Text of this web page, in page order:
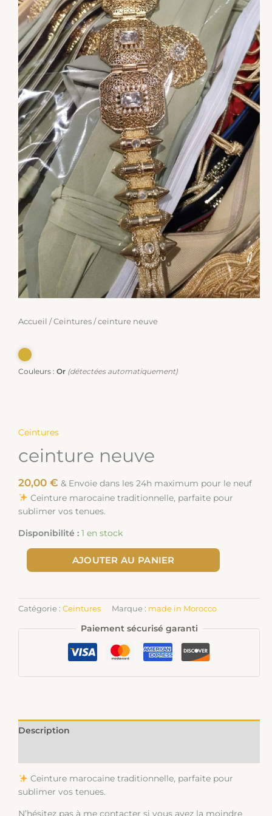
Accueil /Ceintures / ceinture neuve
Couleurs : Or (détectées automatiquement)
Ceintures
ceinture neuve
20,00 € & Envoie dans les 24h maximum pour le neuf
Ceinture marocaine traditionnelle, parfaite pour
sublimer vos tenues.
Disponibilité : 1 en stock
AJOUTER AU PANIER
Catégorie : Ceintures Marque : made in Morocco
Paiement sécurisé garanti
Description
Ceinture marocaine traditionnelle, parfaite pour
sublimer vos tenues.
N’hésitez pas à me contacter si vous avez la moindre